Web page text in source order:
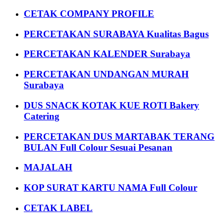
CETAK COMPANY PROFILE
PERCETAKAN SURABAYA Kualitas Bagus
PERCETAKAN KALENDER Surabaya
PERCETAKAN UNDANGAN MURAH
Surabaya
DUS SNACK KOTAK KUE ROTI Bakery
Catering
PERCETAKAN DUS MARTABAK TERANG
BULAN Full Colour Sesuai Pesanan
MAJALAH
KOP SURAT KARTU NAMA Full Colour
CETAK LABEL